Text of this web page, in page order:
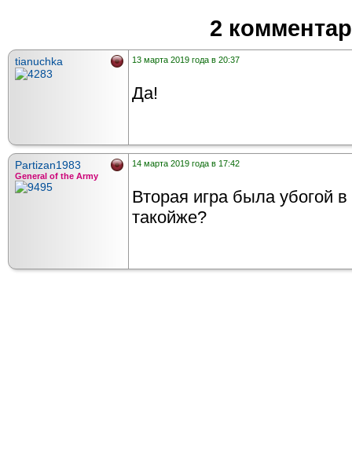
2
tianuchka 13 марта 2019 года в 20:37
Да!
Partizan1983
General of the Army
14 марта 2019 года в 17:42
Вторая игра была убогой
такойже?